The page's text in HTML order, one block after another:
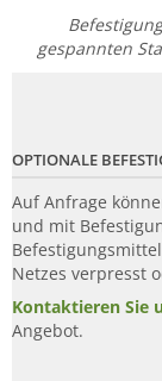
gespannten
OPTIONALE
Auf Anfrage
und mit
Netzes verpresst
Kontaktieren Sie
Angebot.